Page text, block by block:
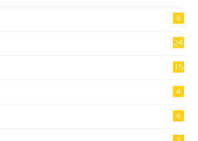
6
24
15
4
6